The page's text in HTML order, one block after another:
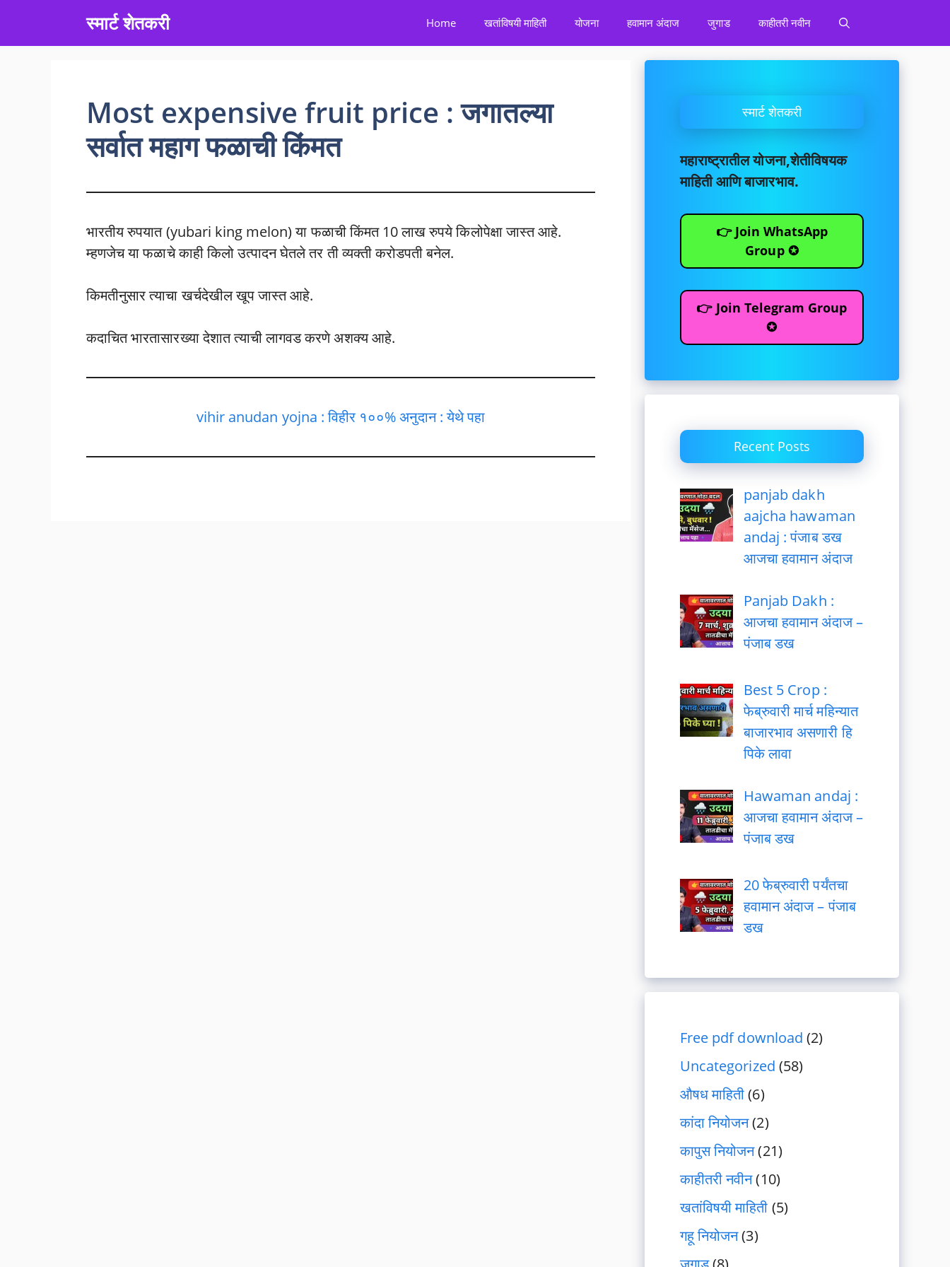
content
स्मार्ट शेतकरी Home खतांविषयी माहिती योजना हवामान अंदाज जुगाड काहीतरी नवीन
Most expensive fruit price : जगातल्या
सर्वात महाग फळाची किंमत
भारतीय रुपयात (yubari king melon) या फळाची किंमत 10 लाख रुपये किलोपेक्षा जास्त आहे.
म्हणजेच या फळाचे काही किलो उत्पादन घेतले तर ती व्यक्ती करोडपती बनेल.
किमतीनुसार त्याचा खर्चदेखील खूप जास्त आहे.
कदाचित भारतासारख्या देशात त्याची लागवड करणे अशक्य आहे.
vihir anudan yojna : विहीर १००% अनुदान : येथे पहा
स्मार्ट शेतकरी
महाराष्ट्रातील योजना,शेतीविषयक
माहिती आणि बाजारभाव.
👉 Join WhatsApp
Group ✪
👉 Join Telegram Group
✪
Recent Posts
panjab dakh
aajcha hawaman
andaj : पंजाब डख
आजचा हवामान अंदाज
Panjab Dakh :
आजचा हवामान अंदाज –
पंजाब डख
Best 5 Crop :
फेब्रुवारी मार्च महिन्यात
बाजारभाव असणारी हि
पिके लावा
Hawaman andaj :
आजचा हवामान अंदाज –
पंजाब डख
20 फेब्रुवारी पर्यंतचा
हवामान अंदाज – पंजाब
डख
Free pdf download (2)
Uncategorized (58)
औषध माहिती(6)
कांदा नियोजन(2)
कापुस नियोजन(21)
काहीतरी नवीन(10)
खतांविषयी माहिती (5)
गहू नियोजन(3)